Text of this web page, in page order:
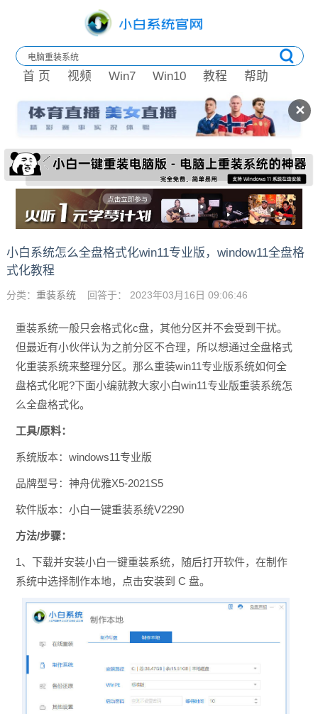
✕
首 页 视频 Win7 Win10 教程 帮助
小白系统怎么全盘格式化win11专业版，window11全盘格
式化教程
分类： 重装系统回答于： 2023年03月16日 09:06:46
重装系统一般只会格式化c盘，其他分区并不会受到干扰。
但最近有小伙伴认为之前分区不合理，所以想通过全盘格式
化重装系统来整理分区。那么重装win11专业版系统如何全
盘格式化呢?下面小编就教大家小白win11专业版重装系统怎
么全盘格式化。
工具/原料：
系统版本：windows11专业版
品牌型号：神舟优雅X5-2021S5
软件版本：小白一键重装系统V2290
方法/步骤：
1、下载并安装小白一键重装系统，随后打开软件，在制作
系统中选择制作本地，点击安装到 C 盘。